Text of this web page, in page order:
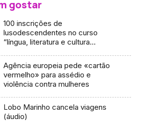
gostar
100 inscrições de
lusodescendentes no curso
“língua, literatura e cultura
Agência europeia pede «cartão
vermelho» para assédio e
violência contra mulheres
Lobo Marinho cancela viagens
(áudio)